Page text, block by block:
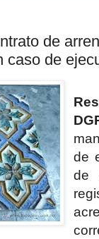
de
caso de
de
de